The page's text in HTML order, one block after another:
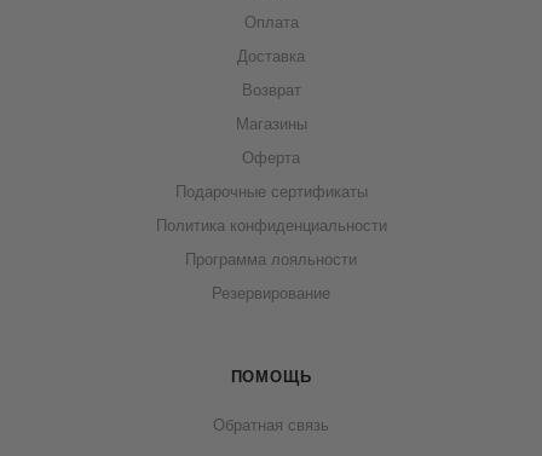
Оплата
Доставка
Возврат
Магазины
Оферта
Подарочные сертификаты
Политика конфиденциальности
Программа лояльности
Резервирование
ПОМОЩЬ
Обратная связь